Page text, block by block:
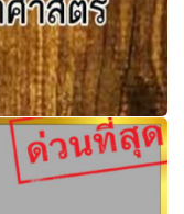
ๆเอาไว้ฝึกนักเรียน